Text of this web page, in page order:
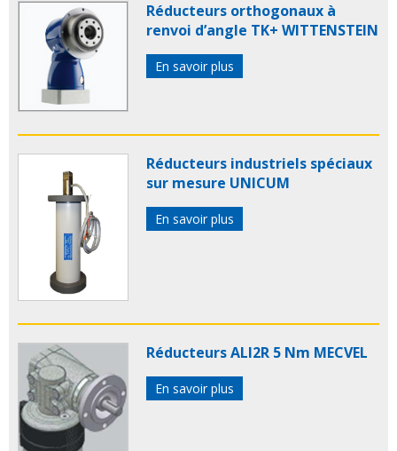
Réducteurs orthogonaux à
renvoi d’angle TK+ WITTENSTEIN
En savoir plus
Réducteurs industriels spéciaux
sur mesure UNICUM
En savoir plus
Réducteurs ALI2R 5 Nm MECVEL
En savoir plus